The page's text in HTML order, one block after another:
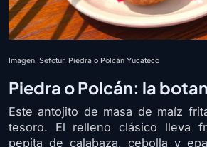
Imagen: Sefotur. Piedra o Polcán Yucateco
Piedra o Polcán: la
Este antojito de masa de maíz
tesoro. El relleno clásico lleva
pepita de calabaza, cebolla y